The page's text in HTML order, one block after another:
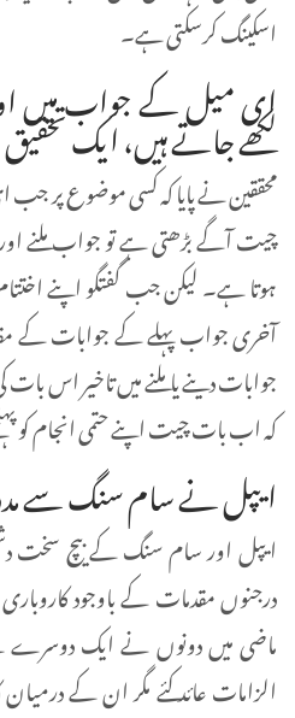
اسکینگ کرسکتی ہے۔
ای میل کے جواب میں
لکھے جاتے ہیں، ایک تحقیق
محققین نے پایا کہ کسی موضوع پر
چیت آگے بڑھتی ہے تو جواب ملنے اور
ہوتا ہے۔ لیکن جب گفتگو اپنے
آخری جواب پہلے کے جوابات کے
جوابات دینے یا ملنے میں تاخیر اس
کہ اب بات چیت اپنے حتمی انجام کو
ایپل نے سام سنگ سے
ایپل اور سام سنگ کے بیچ سخت
درجنوں مقدمات کے باوجود
ماضی میں دونوں نے ایک
الزامات عائد کئے مگر ان کے